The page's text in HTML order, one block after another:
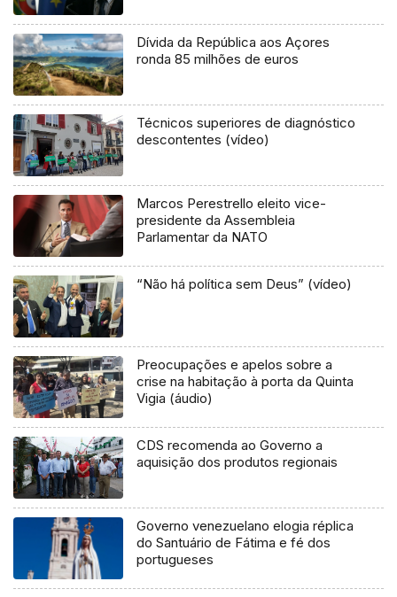
Dívida da República aos Açores
ronda 85 milhões de euros
Técnicos superiores de diagnóstico
descontentes (vídeo)
Marcos Perestrello eleito vice-
presidente da Assembleia
Parlamentar da NATO
“Não há política sem Deus” (vídeo)
Preocupações e apelos sobre a
crise na habitação à porta da Quinta
Vigia (áudio)
CDS recomenda ao Governo a
aquisição dos produtos regionais
Governo venezuelano elogia réplica
do Santuário de Fátima e fé dos
portugueses